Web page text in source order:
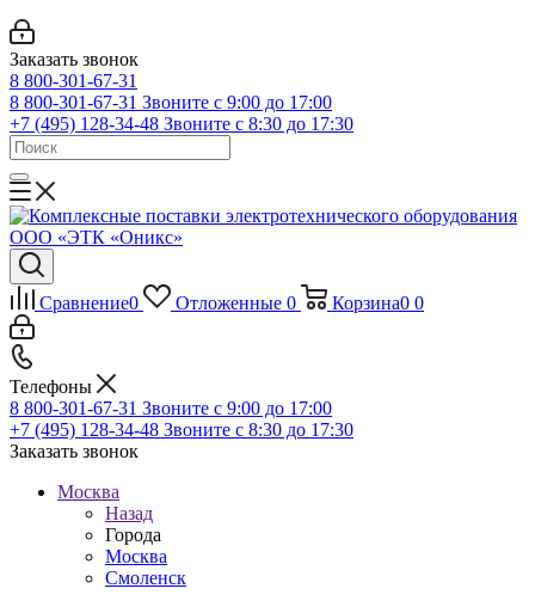
Заказать звонок
8 800-301-67-31
8 800-301-67-31 Звоните с 9:00 до 17:00
+7 (495) 128-34-48 Звоните с 8:30 до 17:30
Сравнение0 Отложенные 0 Корзина0 0
Телефоны
8 800-301-67-31 Звоните с 9:00 до 17:00
+7 (495) 128-34-48 Звоните с 8:30 до 17:30
Заказать звонок
Москва
Назад
Города
Москва
Смоленск